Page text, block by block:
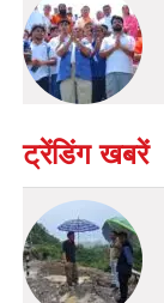
ट्रेंडिंग खबरें